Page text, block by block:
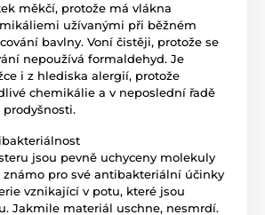
měkčí, protože má vlákna
užívanými při běžném
bavlny. Voní čistěji, protože se
nepoužívá formaldehyd. Je
i z hlediska alergií, protože
chemikálie a v neposlední řadě
jsou pevně uchyceny molekuly
známo pro své antibakteriální účinky
vznikající v potu, které jsou
Jakmile materiál uschne, nesmrdí.